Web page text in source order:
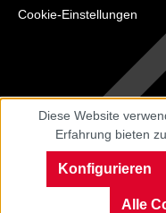
Cookie-Einstellungen
Diese Website
Erfahrung bieten
Konfigurieren
Alle